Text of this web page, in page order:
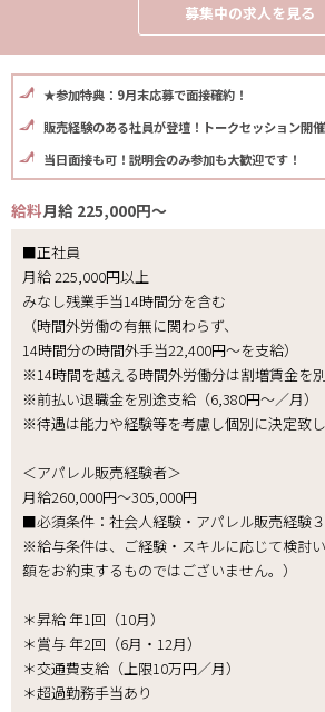
募集中の求人を見る
★参加特典：9月末応募で面接確約！
販売経験のある社員が登壇！トークセッション開催
当日面接も可！説明会のみ参加も大歓迎です！
給料月給 225,000円～
■正社員
月給 225,000円以上
みなし残業手当14時間分を含む
（時間外労働の有無に関わらず、
14時間分の時間外手当22,400円～を支給）
※14時間を越える時間外労働分は割増賃金を
※前払い退職金を別途支給（6,380円～／月）
※待遇は能力や経験等を考慮し個別に決定致
＜アパレル販売経験者＞
月給260,000円～305,000円
■必須条件：社会人経験・アパレル販売経験
※給与条件は、ご経験・スキルに応じて検討
額をお約束するものではございません。）
＊昇給 年1回（10月）
＊賞与 年2回（6月・12月）
＊交通費支給（上限10万円／月）
＊超過勤務手当あり